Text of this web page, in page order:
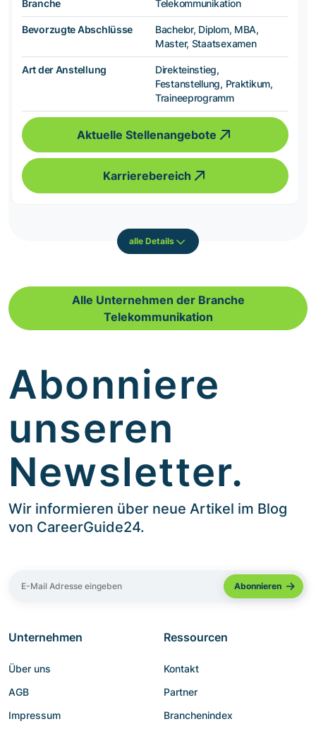
Branche Telekommunikation
Bevorzugte Abschlüsse
Bachelor, Diplom, MBA,
Master, Staatsexamen
Art der Anstellung
Direkteinstieg,
Festanstellung, Praktikum,
Traineeprogramm
Aktuelle Stellenangebote
Karrierebereich
alle Details
Alle Unternehmen der Branche
Telekommunikation
Abonniere
unseren
Newsletter.
Wir informieren über neue Artikel im Blog
von CareerGuide24.
Unternehmen
Über uns
AGB
Impressum
Ressourcen
Kontakt
Partner
Branchenindex